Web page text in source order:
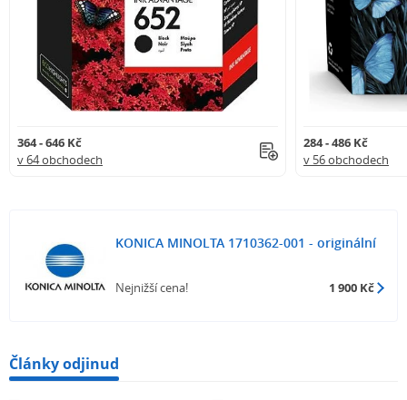
364 - 646 Kč
v 64 obchodech
284 - 486 Kč
v 56 obchodech
KONICA MINOLTA 1710362-001 - originální
Nejnižší cena! 1 900 Kč
Články odjinud